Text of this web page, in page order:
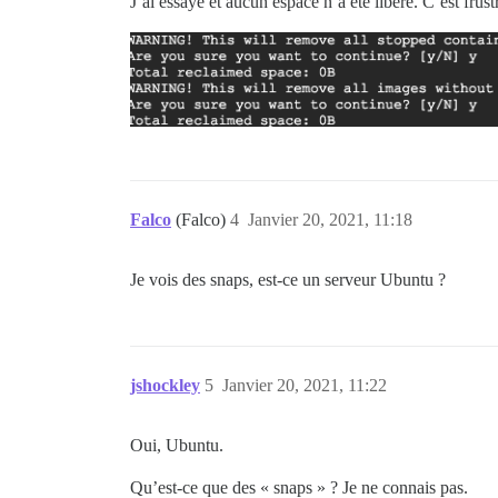
Falco (Falco) Janvier 20, 2021, 11:18
4
Je vois des snaps, est-ce un serveur Ubuntu ?
jshockley Janvier 20, 2021, 11:22
5
Oui, Ubuntu.
Qu’est-ce que des « snaps » ? Je ne connais pas.